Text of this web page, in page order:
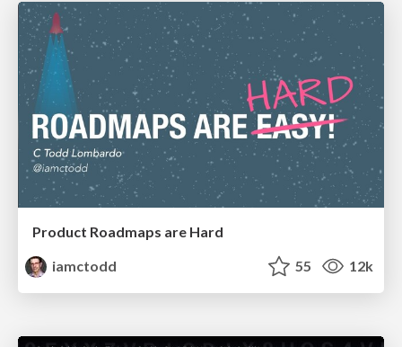
Product Roadmaps are Hard
iamctodd
55 12k